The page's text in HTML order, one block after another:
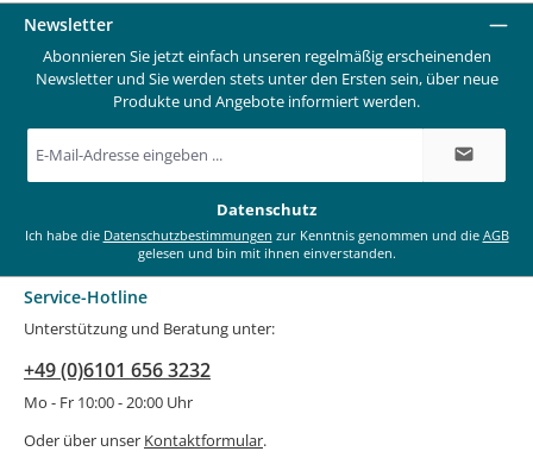
Newsletter
Abonnieren Sie jetzt einfach unseren regelmäßig erscheinenden
Newsletter und Sie werden stets unter den Ersten sein, über neue
Produkte und Angebote informiert werden.
Mail-
Datenschutz
Ich habe die Datenschutzbestimmungen zur Kenntnis genommen und die AGB
gelesen und bin mit ihnen einverstanden.
Service-Hotline
Unterstützung und Beratung unter:
+49 (0)6101 656 3232
Mo - Fr 10:00 - 20:00 Uhr
Oder über unser Kontaktformular.